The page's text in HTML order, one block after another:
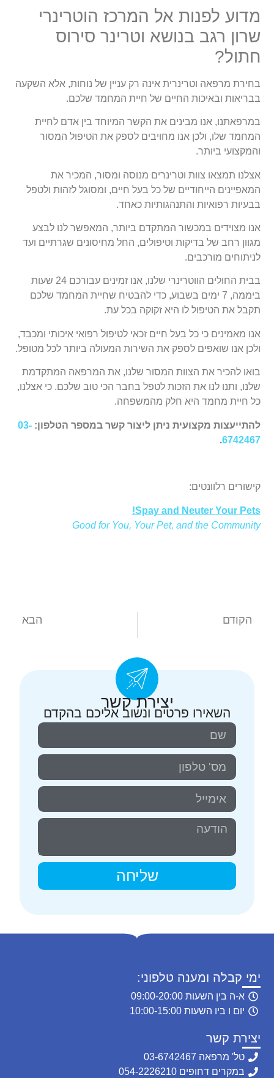
יצירת קשר
השאירו פרטים ונשוב אליכם בהקדם
שליחה
מדוע לפנות אל המרכז הוטרינרי
שרון רגב בנושא וטרינר סירוס
חתול?
בחירת מרפאה וטרינרית אינה רק עניין של נוחות, אלא השקעה
בבריאות ובאיכות החיים של חיית המחמד שלכם.
במרפאתנו, אנו מבינים את הקשר המיוחד בין אדם לחיית
המחמד שלו, ולכן אנו מחויבים לספק את הטיפול המסור
והמקצועי ביותר.
אצלנו תמצאו צוות וטרינרים מנוסה ומסור, המכיר את
המאפיינים הייחודיים של כל בעל חיים, ומסוגל לזהות ולטפל
בבעיות רפואיות והתנהגותיות כאחד.
אנו מצוידים במכשור המתקדם ביותר, המאפשר לנו לבצע
מגוון רחב של בדיקות וטיפולים, החל מחיסונים שגרתיים ועד
לניתוחים מורכבים.
בבית החולים הווטרינרי שלנו, אנו זמינים עבורכם 24 שעות
ביממה, 7 ימים בשבוע, כדי להבטיח שחיית המחמד שלכם
תקבל את הטיפול לו היא זקוקה בכל עת.
אנו מאמינים כי כל בעל חיים זכאי לטיפול רפואי איכותי ומכבד,
ולכן אנו שואפים לספק את השירות המעולה ביותר לכל מטופל.
בואו להכיר את הצוות המסור שלנו, את המרפאה המתקדמת
שלנו, ותנו לנו את הזכות לטפל בחבר הכי טוב שלכם. כי אצלנו,
כל חיית מחמד היא חלק מהמשפחה.
להתייעצות מקצועית ניתן ליצור קשר במספר הטלפון:03-
6742467
.
קישורים רלוונטים:
Spay and Neuter Your Pets!
Good for You, Your Pet, and the Community
הקודם הבא
יצירת קשר
טל' מרפאה 03-6742467
במקרים דחופים 054-2226210
ימי קבלה ומענה טלפוני:
א-ה בין השעות 09:00-20:00
יום ו ביו השעות 10:00-15:00